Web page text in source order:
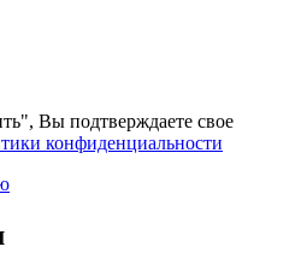
Вы подтверждаете свое
конфиденциальности